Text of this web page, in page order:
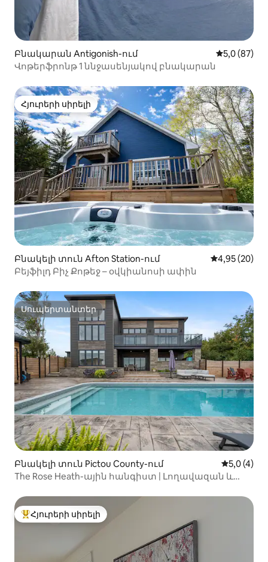
Բնակարան Antigonish-ում Միջին
5,0 (87)
Վոթերֆրոնթ 1 ննջասենյակով բնակարան
Հյուրերի սիրելի
Հյուրերի սիրելի
Բնակելի տուն Afton Station-ում Միջին
4,95 (20)
Բեյֆիլդ Բիչ Քոթեջ – օվկիանոսի ափին
Սուպերտանտեր
Սուպերտանտեր
Բնակելի տուն Pictou County-ում Միջին
5,0 (4)
The Rose Heath-ային հանգիստ | Լողավազան և
Հյուրերի սիրելի լավագույն տները
Հյուրերի սիրելի